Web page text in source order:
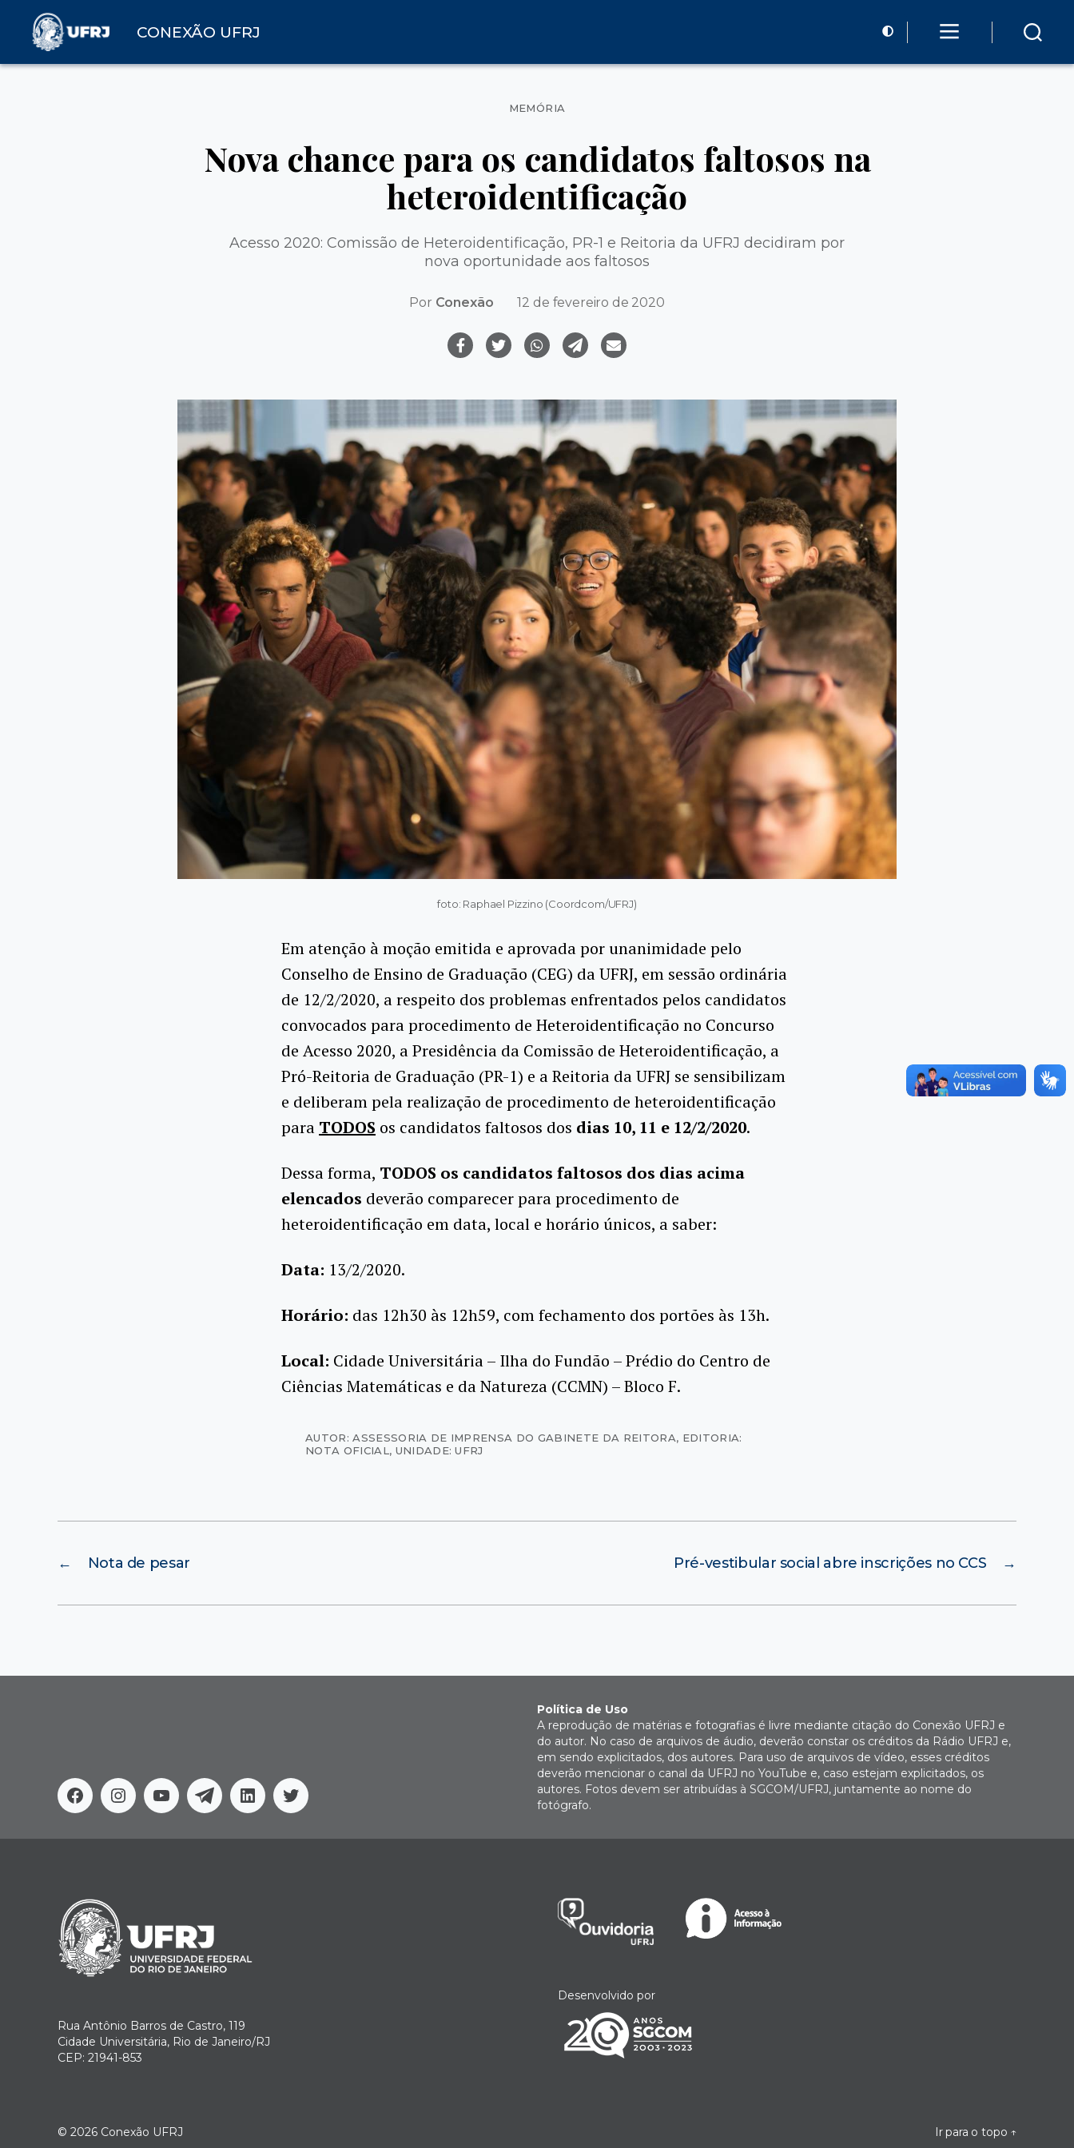
CONEXÃO UFRJ
Categorias
MEMÓRIA
Nova chance para os candidatos faltosos na
heteroidentificação
Acesso 2020: Comissão de Heteroidentificação, PR-1 e Reitoria da UFRJ decidiram por
nova oportunidade aos faltosos
Por Conexão 12 de fevereiro de 2020
foto: Raphael Pizzino (Coordcom/UFRJ)
Em atenção à moção emitida e aprovada por unanimidade pelo
Conselho de Ensino de Graduação (CEG) da UFRJ, em sessão ordinária
de 12/2/2020, a respeito dos problemas enfrentados pelos candidatos
convocados para procedimento de Heteroidentificação no Concurso
de Acesso 2020, a Presidência da Comissão de Heteroidentificação, a
Pró-Reitoria de Graduação (PR-1) e a Reitoria da UFRJ se sensibilizam
e deliberam pela realização de procedimento de heteroidentificação
para TODOS os candidatos faltosos dos dias 10, 11 e 12/2/2020.
Dessa forma, TODOS os candidatos faltosos dos dias acima
elencados deverão comparecer para procedimento de
heteroidentificação em data, local e horário únicos, a saber:
Data: 13/2/2020.
Horário: das 12h30 às 12h59, com fechamento dos portões às 13h.
Local: Cidade Universitária – Ilha do Fundão – Prédio do Centro de
Ciências Matemáticas e da Natureza (CCMN) – Bloco F.
AUTOR: ASSESSORIA DE IMPRENSA DO GABINETE DA REITORA, EDITORIA:
NOTA OFICIAL , UNIDADE: UFRJ
← Nota de pesar →
Pré-vestibular social abre inscrições no CCS
FacebookInstagram
YoutubeTelegramLinkedinTwitter
Política de Uso
A reprodução de matérias e fotografias é livre mediante citação do Conexão UFRJ e
do autor. No caso de arquivos de áudio, deverão constar os créditos da Rádio UFRJ e,
em sendo explicitados, dos autores. Para uso de arquivos de vídeo, esses créditos
deverão mencionar o canal da UFRJ no YouTube e, caso estejam explicitados, os
autores. Fotos devem ser atribuídas à SGCOM/UFRJ, juntamente ao nome do
fotógrafo.
Rua Antônio Barros de Castro, 119
Cidade Universitária, Rio de Janeiro/RJ
CEP: 21941-853
Desenvolvido por
© 2026 Conexão UFRJ Ir para o topo ↑